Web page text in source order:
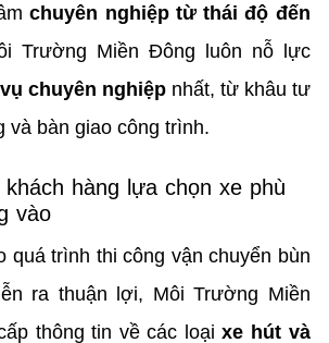
chuyên nghiệp từ thái độ đến
Trường Miền Đông luôn nỗ lực
chuyên nghiệpnhất, từ khâu tư
và bàn giao công trình.
hàng lựa chọn xe phù
vào
quá trình thi công vận chuyển bùn
ra thuận lợi, Môi Trường Miền
thông tin về các loạixe hút và